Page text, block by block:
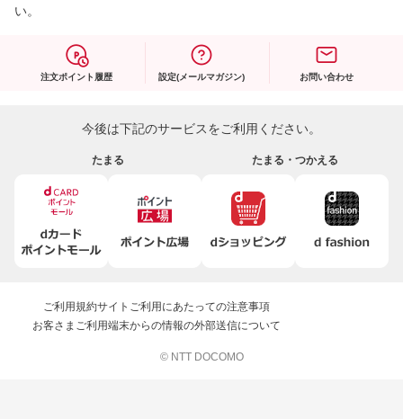
い。
注文ポイント履歴 設定(メールマガジン) お問い合わせ
今後は下記のサービスをご利用ください。
たまる たまる・つかえる
ご利用規約サイトご利用にあたっての注意事項
お客さまご利用端末からの情報の外部送信について
© NTT DOCOMO